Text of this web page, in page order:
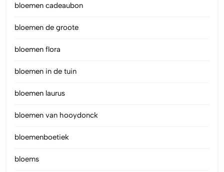
bloemen cadeaubon
bloemen de groote
bloemen flora
bloemen in de tuin
bloemen laurus
bloemen van hooydonck
bloemenboetiek
bloems